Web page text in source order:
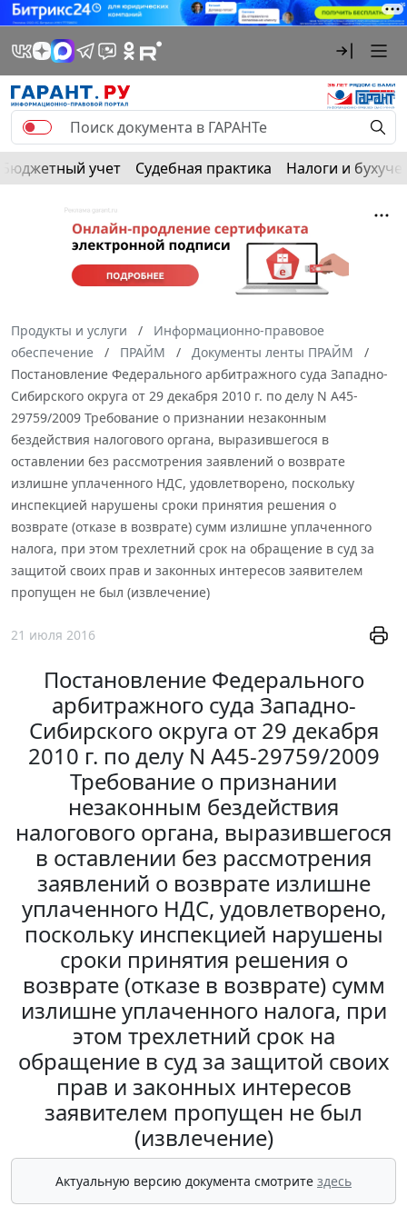
Бюджетный учет Судебная практика Налоги и
Продукты и услуги
Информационно-правовое
обеспечение
ПРАЙМ
Документы ленты ПРАЙМ
Постановление Федерального арбитражного суда Западно-
Сибирского округа от 29 декабря 2010 г. по делу N А45-
29759/2009 Требование о признании незаконным
бездействия налогового органа, выразившегося в
оставлении без рассмотрения заявлений о возврате
излишне уплаченного НДС, удовлетворено, поскольку
инспекцией нарушены сроки принятия решения о
возврате (отказе в возврате) сумм излишне уплаченного
налога, при этом трехлетний срок на обращение в суд за
защитой своих прав и законных интересов заявителем
пропущен не был (извлечение)
21 июля 2016
Постановление Федерального
арбитражного суда Западно-
Сибирского округа от 29 декабря
2010 г. по делу N А45-29759/2009
Требование о признании
незаконным бездействия
налогового органа, выразившегося
в оставлении без рассмотрения
заявлений о возврате излишне
уплаченного НДС, удовлетворено,
поскольку инспекцией нарушены
сроки принятия решения о
возврате (отказе в возврате) сумм
излишне уплаченного налога, при
этом трехлетний срок на
обращение в суд за защитой своих
прав и законных интересов
заявителем пропущен не был
(извлечение)
Актуальную версию документа смотрите здесь